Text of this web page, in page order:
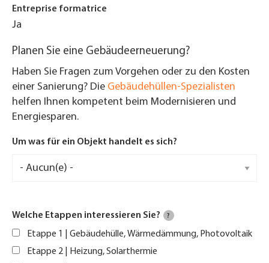
Entreprise formatrice
Ja
Planen Sie eine Gebäudeerneuerung?
Haben Sie Fragen zum Vorgehen oder zu den Kosten
einer Sanierung? Die Gebäudehüllen-Spezialisten
helfen Ihnen kompetent beim Modernisieren und
Energiesparen.
Um was für ein Objekt handelt es sich?
Welche Etappen interessieren Sie? ?
Etappe 1 | Gebäudehülle, Wärmedämmung, Photovoltaik
Etappe 2 | Heizung, Solarthermie